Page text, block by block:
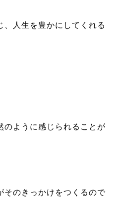
、人生を豊かにしてくれる
のように感じられることが
そのきっかけをつくるので